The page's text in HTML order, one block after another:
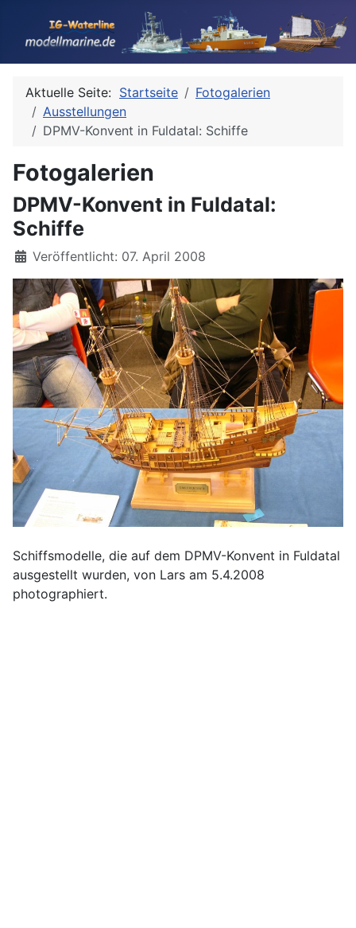
Aktuelle Seite: Startseite
Fotogalerien
Ausstellungen
DPMV-Konvent in Fuldatal: Schiffe
Fotogalerien
DPMV-Konvent in Fuldatal:
Schiffe
Details
Veröffentlicht: 07. April 2008
Schiffsmodelle, die auf dem DPMV-Konvent in Fuldatal
ausgestellt wurden, von Lars am 5.4.2008
photographiert.